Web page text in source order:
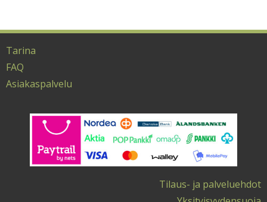
useampi
muunnelma.
Voit
tehdä
valinnat
Tarina
FAQ
Asiakaspalvelu
Tilaus- ja palveluehdot